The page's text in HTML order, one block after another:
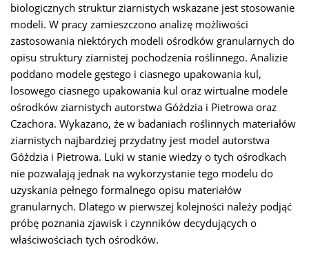
biologicznych struktur ziarnistych wskazane jest stosowanie
modeli. W pracy zamieszczono analizę możliwości
zastosowania niektórych modeli ośrodków granularnych do
opisu struktury ziarnistej pochodzenia roślinnego. Analizie
poddano modele gęstego i ciasnego upakowania kul,
losowego ciasnego upakowania kul oraz wirtualne modele
ośrodków ziarnistych autorstwa Góździa i Pietrowa oraz
Czachora. Wykazano, że w badaniach roślinnych materiałów
ziarnistych najbardziej przydatny jest model autorstwa
Góżdzia i Pietrowa. Luki w stanie wiedzy o tych ośrodkach
nie pozwalają jednak na wykorzystanie tego modelu do
uzyskania pełnego formalnego opisu materiałów
granularnych. Dlatego w pierwszej kolejności należy podjąć
próbę poznania zjawisk i czynników decydujących o
właściwościach tych ośrodków.